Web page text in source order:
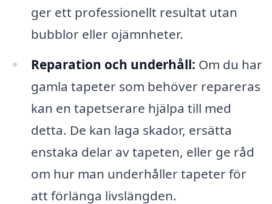
ger ett professionellt resultat utan
bubblor eller ojämnheter.
Reparation och underhåll: Om du har
gamla tapeter som behöver repareras
kan en tapetserare hjälpa till med
detta. De kan laga skador, ersätta
enstaka delar av tapeten, eller ge råd
om hur man underhåller tapeter för
att förlänga livslängden.